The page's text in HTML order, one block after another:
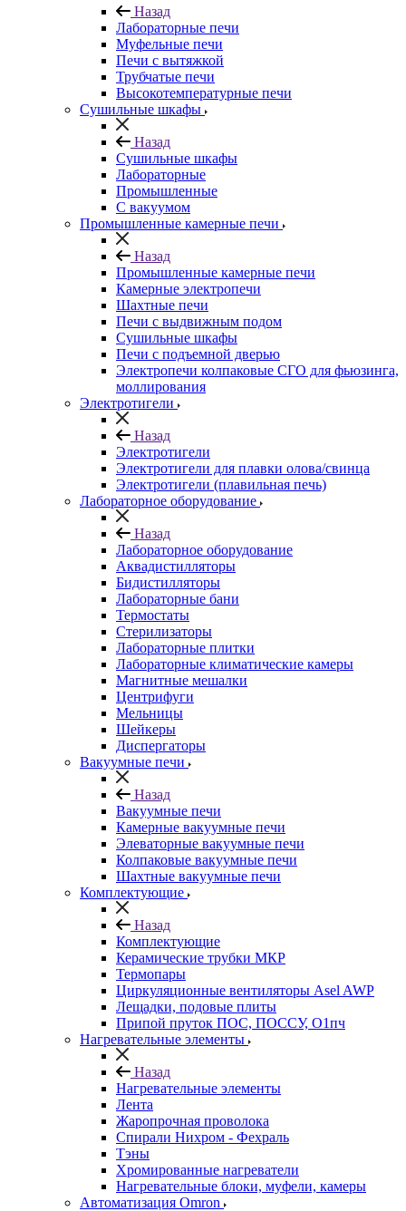
Назад
Лабораторные печи
Муфельные печи
Печи с вытяжкой
Трубчатые печи
Высокотемпературные печи
Сушильные шкафы
Назад
Сушильные шкафы
Лабораторные
Промышленные
С вакуумом
Промышленные камерные печи
Назад
Промышленные камерные печи
Камерные электропечи
Шахтные печи
Печи с выдвижным подом
Сушильные шкафы
Печи с подъемной дверью
Электропечи колпаковые СГО для фьюзинга,
моллирования
Электротигели
Назад
Электротигели
Электротигели для плавки олова/свинца
Электротигели (плавильная печь)
Лабораторное оборудование
Назад
Лабораторное оборудование
Аквадистилляторы
Бидистилляторы
Лабораторные бани
Термостаты
Стерилизаторы
Лабораторные плитки
Лабораторные климатические камеры
Магнитные мешалки
Центрифуги
Мельницы
Шейкеры
Диспергаторы
Вакуумные печи
Назад
Вакуумные печи
Камерные вакуумные печи
Элеваторные вакуумные печи
Колпаковые вакуумные печи
Шахтные вакуумные печи
Комплектующие
Назад
Комплектующие
Керамические трубки МКР
Термопары
Циркуляционные вентиляторы Asel AWP
Лещадки, подовые плиты
Припой пруток ПОС, ПОССУ, О1пч
Нагревательные элементы
Назад
Нагревательные элементы
Лента
Жаропрочная проволока
Спирали Нихром - Фехраль
Тэны
Хромированные нагреватели
Нагревательные блоки, муфели, камеры
Автоматизация Omron